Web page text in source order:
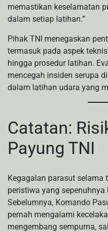
memastikan keselamatan
dalam setiap latihan.”
Pihak TNI menegaskan
termasuk pada aspek
hingga prosedur latihan.
mencegah insiden serupa
dalam latihan udara yang
Catatan:
Payung TNI
Kegagalan parasut selama
peristiwa yang sepenuhnya
Sebelumnya, Komando
pernah mengalami
mengembang sempurna,